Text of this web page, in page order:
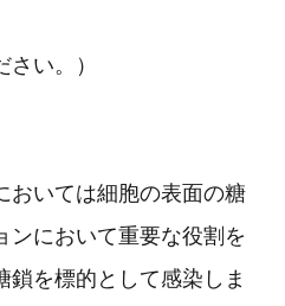
い。）
おいては細胞の表面の糖
ンにおいて重要な役割を
を標的として感染しま